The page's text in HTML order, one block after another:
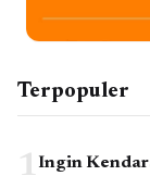
Terpopuler
1Ingin